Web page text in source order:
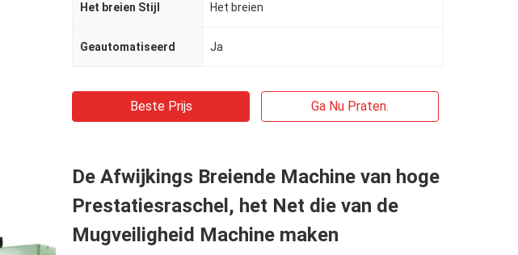
Het breien Stijl Het breien
Geautomatiseerd Ja
Beste Prijs Ga Nu Praten.
De Afwijkings Breiende Machine van hoge
Prestatiesraschel, het Net die van de
Mugveiligheid Machine maken